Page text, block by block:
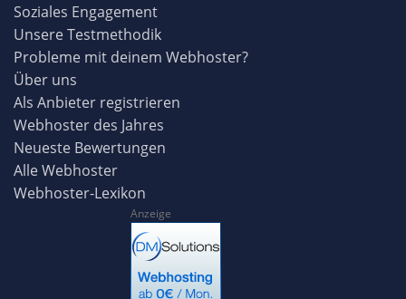
Soziales Engagement
Unsere Testmethodik
Probleme mit deinem Webhoster?
Über uns
Als Anbieter registrieren
Webhoster des Jahres
Neueste Bewertungen
Alle Webhoster
Webhoster-Lexikon
Anzeige